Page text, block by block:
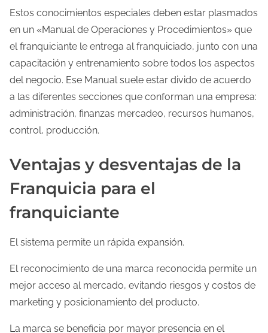
Estos conocimientos especiales deben estar plasmados
en un «Manual de Operaciones y Procedimientos» que
el franquiciante le entrega al franquiciado, junto con una
capacitación y entrenamiento sobre todos los aspectos
del negocio. Ese Manual suele estar divido de acuerdo
a las diferentes secciones que conforman una empresa:
administración, finanzas mercadeo, recursos humanos,
control, producción.
Ventajas y desventajas de la
Franquicia para el
franquiciante
El sistema permite un rápida expansión.
El reconocimiento de una marca reconocida permite un
mejor acceso al mercado, evitando riesgos y costos de
marketing y posicionamiento del producto.
La marca se beneficia por mayor presencia en el